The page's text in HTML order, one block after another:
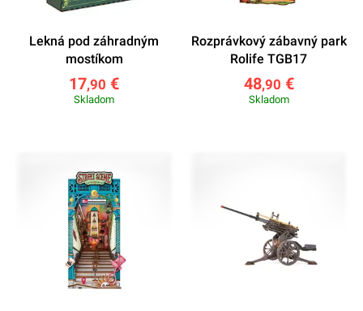
Lekná pod záhradným
mostíkom
17,90 €
Skladom
Rozprávkový zábavný park
Rolife TGB17
48,90 €
Skladom